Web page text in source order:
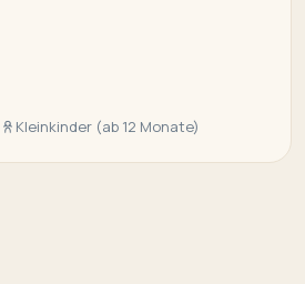
Kleinkinder (ab 12 Monate)